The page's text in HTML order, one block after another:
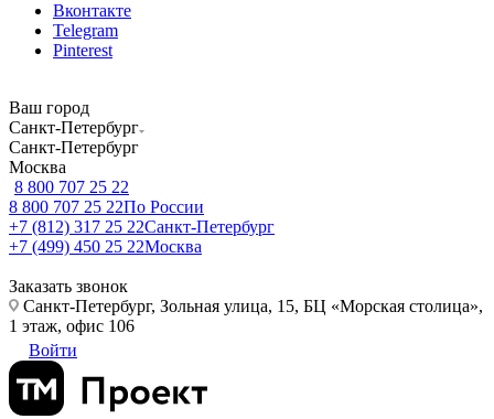
Вконтакте
Telegram
Pinterest
Ваш город
Санкт-Петербург
Санкт-Петербург
Москва
8 800 707 25 22
8 800 707 25 22По России
+7 (812) 317 25 22Санкт-Петербург
+7 (499) 450 25 22Москва
Заказать звонок
Санкт-Петербург, Зольная улица, 15, БЦ «Морская столица»,
1 этаж, офис 106
Войти